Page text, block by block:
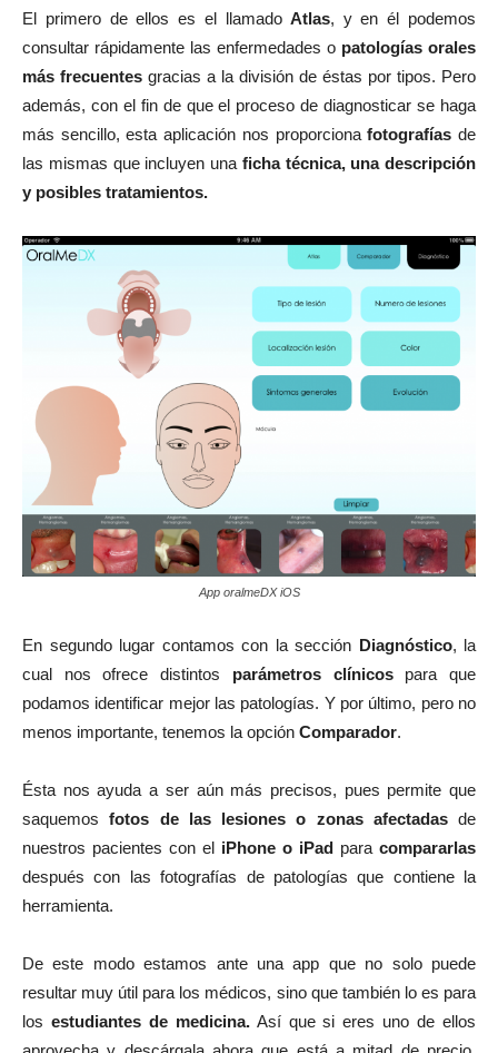
El primero de ellos es el llamadoAtlas, y en él podemos
consultar rápidamente las enfermedades o patologías orales
más frecuentes gracias a la división de éstas por tipos. Pero
además, con el fin de que el proceso de diagnosticar se haga
más sencillo, esta aplicación nos proporcionafotografías de
las mismas que incluyen una ficha técnica, una descripción
y posibles tratamientos.
App oralmeDX iOS
En segundo lugar contamos con la sección Diagnóstico, la
cual nos ofrece distintos parámetros clínicospara que
podamos identificar mejor las patologías. Y por último, pero no
menos importante, tenemos la opción Comparador.
Ésta nos ayuda a ser aún más precisos, pues permite que
saquemos fotos de las lesiones o zonas afectadasde
nuestros pacientes con el iPhone o iPad para compararlas
después con las fotografías de patologías que contiene la
herramienta.
De este modo estamos ante una app que no solo puede
resultar muy útil para los médicos, sino que también lo es para
los estudiantes de medicina.Así que si eres uno de ellos